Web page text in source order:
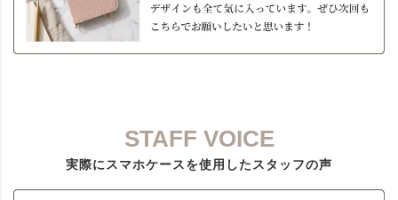
STAFF VOICE
実際にスマホケースを使用したスタッフの声